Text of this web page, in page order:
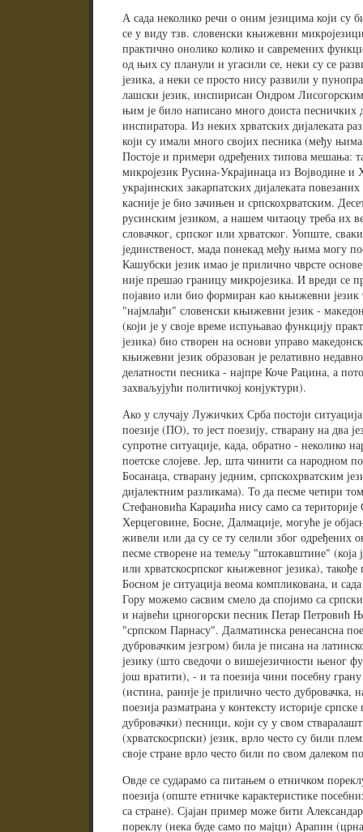
А сада неколико речи о оним језицима који су
се у виду тзв. словенски књижевни
практично онолико колико и савремених
од њих су планули и угасили се, неки су се
језика, а неки се просто нису развили у
лашски језик, инспирисан Ондром
њим је било написано много доиста песничких
инспиратора. Из неких хрватских дијалеката
који су имали много својих песника (међу њима
Постоје и примери одређених типова мешања:
микројезик Русина-Украјинаца из Војводине и
украјинских закарпатских дијалеката
касније је био зачињен и српскохрватским.
русинским језиком, а нашем читаоцу треба их
словачког, српског или хрватског. Уопште,
јединственост, мада понекад међу њима могу
Кашубски језик имао је прилично чврсте
није прешао границу микројезика. И вреди се
појавио или био формиран као књижевни
"најмлађи" словенски књижевни језик -
(који је у своје време испуњавао функцију
језика) био створен на основи управо
књижевни језик образован је релативно
делатности песника - најпре Коче Рацина, а
захваљујући политичкој конјуктури).
Ако у случају Лужичких Срба постоји
поезије (ПО), то јест поезију, стварану на два
супротне ситуације, када, обратно - неколико
поетске слојеве. Јер, шта чинити са народном
Босанаца, стварану једним, српскохрватским
дијалектним разликама). То да песме четири
Стефановића Караџића нису само са
Херцеговине, Босне, Далмације, могуће је
живели или да су се ту селили због одређених
песме створене на темељу "штокавштине" (која
или хрватскосрпског књижевног језика),
Босном је ситуација веома компликована, и
Гору можемо сасвим смело да спојимо са
и највећи црногорски песник Петар Петровић
"српском Парнасу". Далматинска ренесансна
дубровачким језгром) била је писана на
језику (што сведочи о вишејезичности њеног
још вратити), - и та поезија чини посебну
(истина, раније је прилично често дубровачка,
поезија разматрана у контексту историје
дубровачки) песници, који су у свом
(хрватскосрпски) језик, врло често су били
своје стране врло често били по свом
Овде се сударамо са питањем о етничком
поезија (опште етничке карактеристике
са стране). Сјајан пример може бити
пореклу (нека буде само по мајци) Арапин